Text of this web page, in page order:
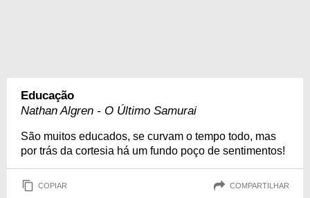
Educação
Nathan Algren - O Último Samurai
São muitos educados, se curvam o tempo todo, mas
por trás da cortesia há um fundo poço de sentimentos!
COPIAR COMPARTILHAR